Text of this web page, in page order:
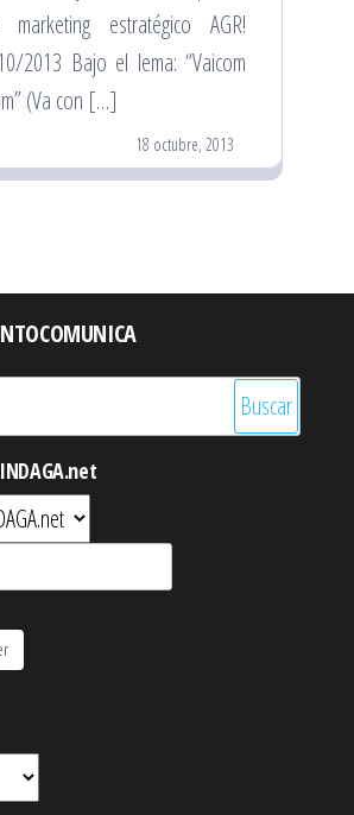
estratégico AGR!
2013 Bajo el lema: “Vaicom
(Va con […]
18 octubre, 2013